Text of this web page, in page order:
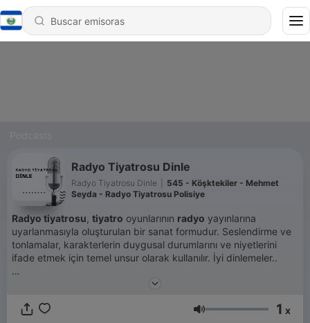
Radyo Tiyatrosu Dinle
Radyo Tiyatrosu Dinle
545 - Köşktekiler - Mehmet
Seyda - Radyo Tiyatrosu Polisiye
Radyo tiyatrosu, tiyatro oyunlarının radyo yayınlarına
uyarlanmasıyla oluşturulan bir sanat formudur. Seslendirme ve
tonlamalar, karakterlerin duygusal durumlarını ve niyetlerini
ifade etmek için temel unsur olarak kullanılır. İyi dinlemeler..
Become a supporter of this podcast:
-6482101/support
Volumen 1 x